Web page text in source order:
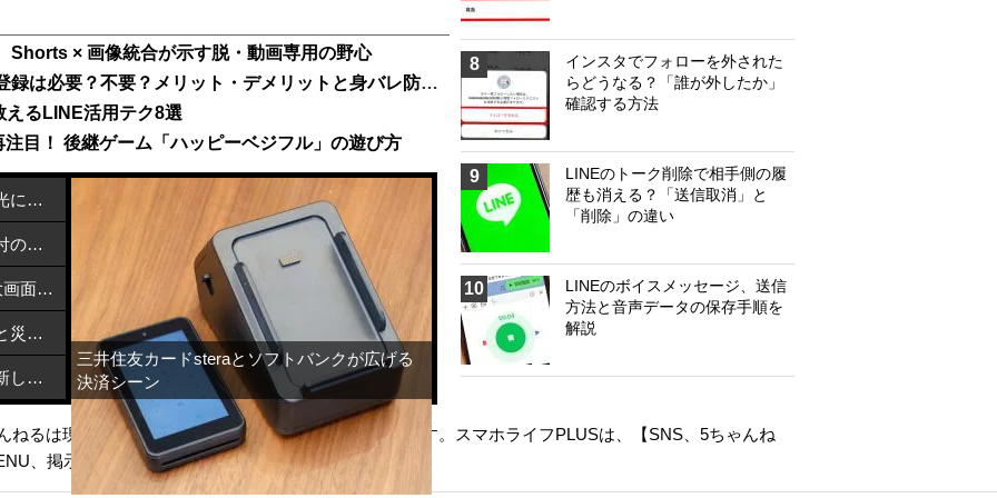
Shorts × 画像統合が示す脱・動画専用の野心
【2025年最新】インスタの電話番号登録は必要？不要？メリット・デメリットと身バレ防止策
えるLINE活用テク8選
目！ 後継ゲーム「ハッピーベジフル」の遊び方
三井住友カードsteraとソフトバンクが広げる
決済シーン
カーボンナノチューブで熱を近赤外光に変換する方法
メルカリで熊本地震支援を開始：寄付の方法と活用先
NEC「LAVIE Tab T12」発売！2.5K大画面Androidタブレットが6万円台で登場
飯塚市とブリッジウェルがデジタルと災害支援で連携協定締結
特定利用者情報を適正に扱うための新しい指針とは？
8
インスタでフォローを外された
らどうなる？「誰が外したか」
確認する方法
9
LINEのトーク削除で相手側の履
歴も消える？「送信取消」と
「削除」の違い
10
LINEのボイスメッセージ、送信
方法と音声データの保存手順を
解説
るは現在もあるのに!!【サウナーチ調べ】のページです。スマホライフPLUSは、【SNS
5ちゃんね
掲示板 】の最新ニュースをいち早くお届けします。